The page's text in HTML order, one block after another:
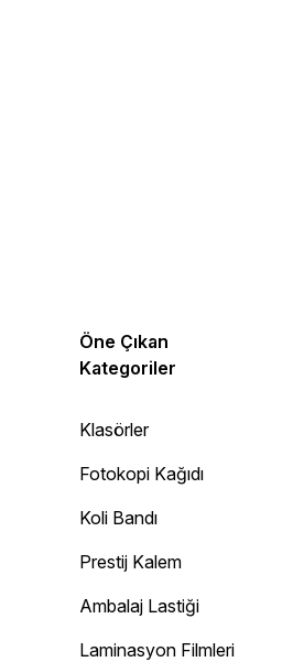
Öne Çıkan
Kategoriler
Klasörler
Fotokopi Kağıdı
Koli Bandı
Prestij Kalem
Ambalaj Lastiği
Laminasyon Filmleri